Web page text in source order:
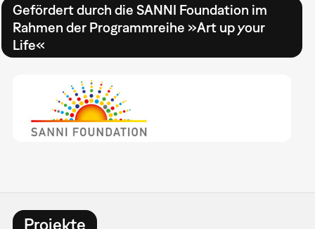
Gefördert durch die SANNI Foundation im
Rahmen der Programmreihe »Art up your
Life«
Projekte